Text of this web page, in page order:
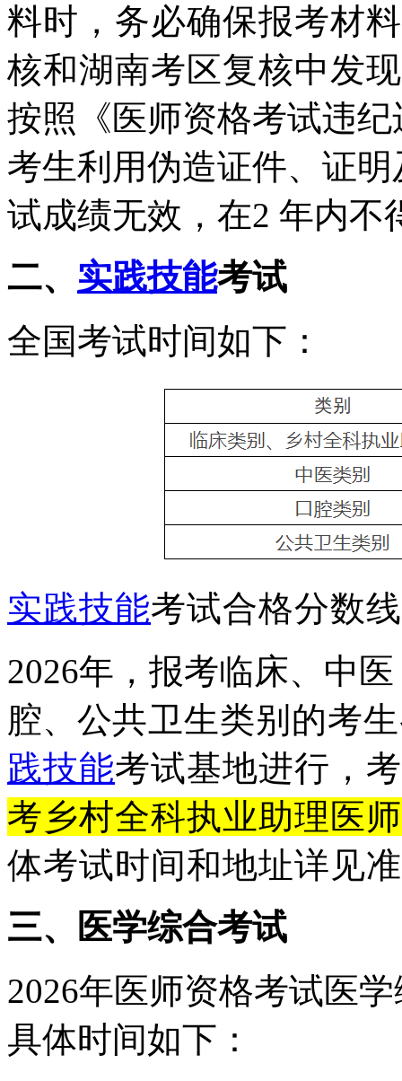
料时，务必确保报考材
核和湖南考区复核中发
按照《医师资格考试违纪
考生利用伪造证件、证
试成绩无效， 在2 年内不
二、 实践技能考试
全国考试时间如下：
实践技能考试合格分数
2026年，报考临床、中
腔、公共卫生类别的考
践技能考试基地进行，
考乡村全科执业助理医
体考试时间和地址详见
三、医学综合考试
2026年医师资格考试医
具体时间如下：